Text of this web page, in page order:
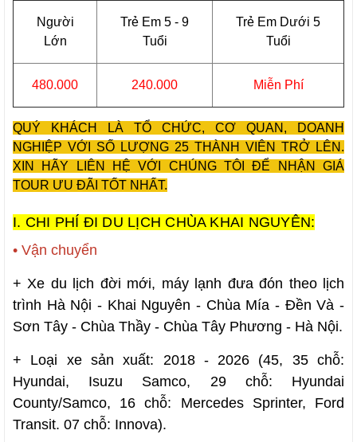
Người
Lớn
Trẻ Em 5 - 9
Tuổi
Trẻ Em Dưới 5
Tuổi
480.000 240.000 Miễn Phí
QUÝ KHÁCH LÀ TỔ CHỨC, CƠ QUAN, DOANH
NGHIỆP VỚI SỐ LƯỢNG 25 THÀNH VIÊN TRỞ LÊN.
XIN HÃY LIÊN HỆ VỚI CHÚNG TÔI ĐỂ NHẬN GIÁ
TOUR ƯU ĐÃI TỐT NHẤT.
I. CHI PHÍ ĐI DU LỊCH CHÙA KHAI NGUYÊN:
• Vận chuyển
+ Xe du lịch đời mới, máy lạnh đưa đón theo lịch
trình Hà Nội - Khai Nguyên - Chùa Mía - Đền Và -
Sơn Tây - Chùa Thầy - Chùa Tây Phương - Hà Nội.
+ Loại xe sản xuất: 2018 - 2026 (45, 35 chỗ:
Hyundai, Isuzu Samco, 29 chỗ: Hyundai
County/Samco, 16 chỗ: Mercedes Sprinter, Ford
Transit. 07 chỗ: Innova).